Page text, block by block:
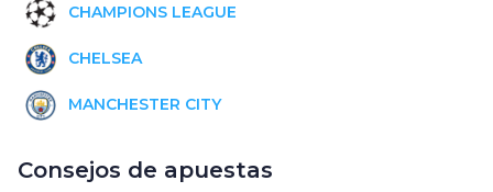
CHAMPIONS LEAGUE
CHELSEA
MANCHESTER CITY
Consejos de apuestas